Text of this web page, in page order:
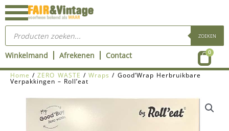
Ga
naar
inhoud
Producten
zoeken ZOEKEN
Winkelmand Afrekenen Contact 0
Home /ZERO WASTE /Wraps / Good’Wrap Herbruikbare
Verpakkingen – Roll’eat